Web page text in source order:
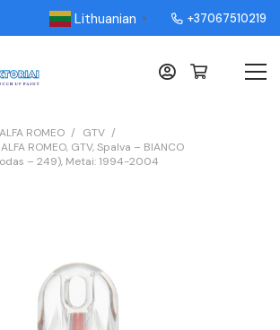
Lithuanian ▼ +37067510219
ALFA ROMEO / GTV /
ROMEO, GTV, Spalva – BIANCO
– 249), Metai: 1994-2004